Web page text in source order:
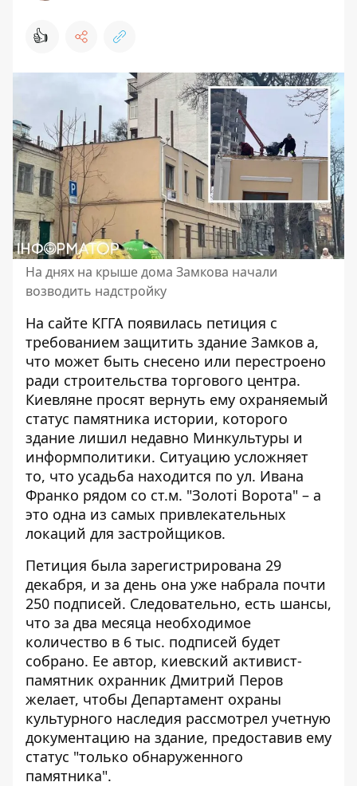
👍
На днях на крыше дома Замкова начали
возводить надстройку
На сайте КГГА появилась петиция с
требованием защитить здание Замков а,
что может быть снесено или перестроено
ради строительства торгового центра.
Киевляне просят вернуть ему охраняемый
статус памятника истории, которого
здание лишил недавно Минкультуры и
информполитики. Ситуацию усложняет
то, что усадьба находится по ул. Ивана
Франко рядом со ст.м. "Золоті Ворота" – а
это одна из самых привлекательных
локаций для застройщиков.
Петиция была зарегистрирована 29
декабря, и за день она уже набрала почти
250 подписей. Следовательно, есть шансы,
что за два месяца необходимое
количество в 6 тыс. подписей будет
собрано. Ее автор, киевский активист-
памятник охранник Дмитрий Перов
желает, чтобы Департамент охраны
культурного наследия рассмотрел учетную
документацию на здание, предоставив ему
статус "только обнаруженного
памятника".